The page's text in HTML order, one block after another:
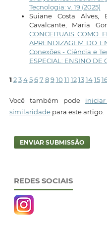
Tecnologia: v. 19 (2025)
Suiane Costa Alves,
Cavalcante, Maria
CONCEITUAIS COMO
APRENDIZAGEM DO
Conexões - Ciência e
ESPECIAL: ENSINO DE
1 2 3 4 5 6 7 8 9 10 11 12 13 14 15
Você também pode
similaridadepara este artigo.
ENVIAR SUBMISSÃO
REDES SOCIAIS